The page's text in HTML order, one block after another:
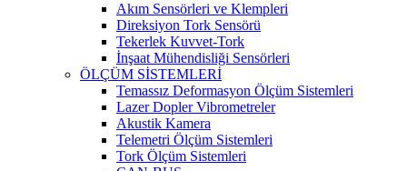
Akım Sensörleri ve Klempleri
Direksiyon Tork Sensörü
Tekerlek Kuvvet-Tork
İnşaat Mühendisliği Sensörleri
ÖLÇÜM SİSTEMLERİ
Temassız Deformasyon Ölçüm Sistemleri
Lazer Dopler Vibrometreler
Akustik Kamera
Telemetri Ölçüm Sistemleri
Tork Ölçüm Sistemleri